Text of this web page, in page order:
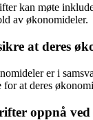
kan møte
av økonomideler.
at deres
er i
at deres
oppnå